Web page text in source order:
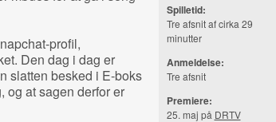
profil,
Den dag i dag er
slatten besked i E-boks
og at sagen derfor er
Spilletid:
Tre afsnit af cirka 29
minutter
Anmeldelse:
Tre afsnit
Premiere:
25. maj på DRTV